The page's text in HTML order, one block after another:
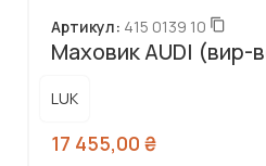
Маховик AUDI (вир-
Артикул: 415 0139 10
LUK
17 455,00 ₴